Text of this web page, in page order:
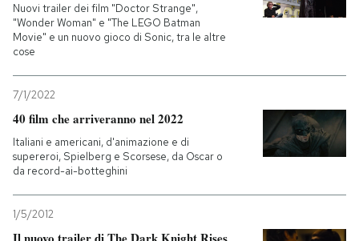
Nuovi trailer dei film "Doctor Strange",
"Wonder Woman" e "The LEGO Batman
Movie" e un nuovo gioco di Sonic, tra le altre
cose
7/1/2022
40 film che arriveranno nel 2022
Italiani e americani, d'animazione e di
supereroi, Spielberg e Scorsese, da Oscar o
da record-ai-botteghini
1/5/2012